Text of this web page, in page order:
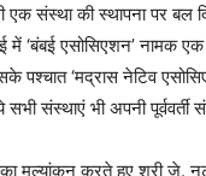
संस्था की स्थापना पर बल
में ‘बंबई एसोसिएशन’ नामक
‘मद्रास नेटिव
भी अपनी पूर्ववर्ती
मूल्यांकन करते हुए श्री जे.